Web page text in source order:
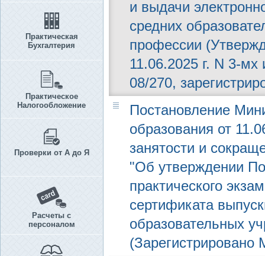
Практическая
Бухгалтерия
Практическое
Налогообложение
Проверки от А до Я
Расчеты с
персоналом
и выдачи
средних
профессии
11.06.2025 г. N 3-мх
08/270,
Постановление
образования от
занятости и
"Об утверждении
практического
сертификата
образовательных